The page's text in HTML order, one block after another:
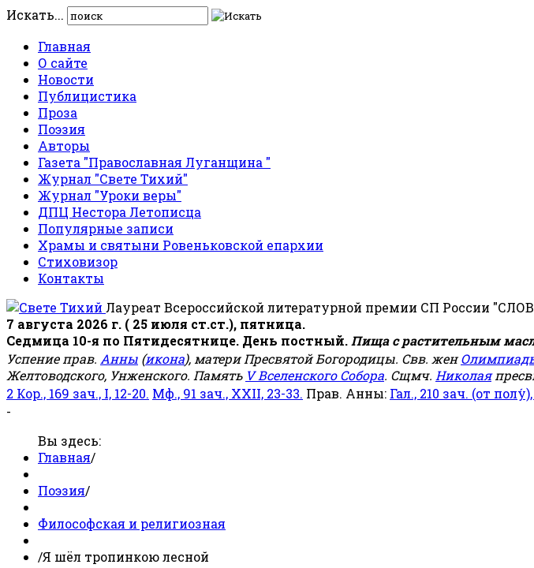
Искать...
Главная
О сайте
Новости
Публицистика
Проза
Поэзия
Авторы
Газета "Православная Луганщина "
Журнал "Свете Тихий"
Журнал "Уроки веры"
ДПЦ Нестора Летописца
Популярные записи
Храмы и святыни Ровеньковской епархии
Стиховизор
Контакты
Лауреат Всероссийской литературной премии СП России
7 августа 2026 г. ( 25 июля ст.ст.), пятница.
Седмица 10-я по Пятидесятнице. День постный. Пища с растительным
Успение прав. Анны (икона), матери Пресвятой Богородицы. Свв. жен
Желтоводского, Унженского. Память V Вселенского Собора. Сщмч. Николая
2 Кор., 169 зач., I, 12-20. Мф., 91 зач., XXII, 23-33. Прав. Анны: Гал., 210 зач. (от
-
Вы здесь:
Главная/
Поэзия/
Философская и религиозная
/Я шёл тропинкою лесной